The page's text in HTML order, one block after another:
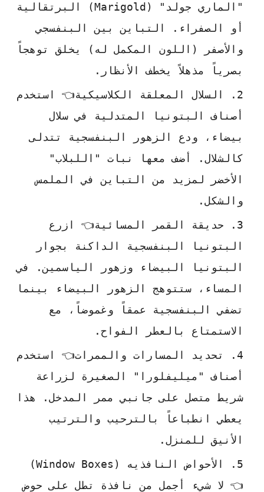
"الماري جولد" (Marigold) البرتقالية
أو الصفراء. التباين بين البنفسجي
والأصفر (اللون المكمل له) يخلق توهجاً
بصرياً مذهلاً يخطف الأنظار.
السلال المعلقة الكلاسيكية👈 استخدم
أصناف البتونيا المتدلية في سلال
بيضاء، ودع الزهور البنفسجية تتدلى
كالشلال. أضف معها نبات "اللبلاب"
الأخضر لمزيد من التباين في الملمس
والشكل.
حديقة القمر المسائية👈 ازرع
البتونيا البنفسجية الداكنة بجوار
البتونيا البيضاء وزهور الياسمين. في
المساء، ستتوهج الزهور البيضاء بينما
تضفي البنفسجية عمقاً وغموضاً، مع
الاستمتاع بالعطر الفواح.
تحديد المسارات والممرات👈 استخدم
أصناف "ميليفلورا" الصغيرة لزراعة
شريط متصل على جانبي ممر المدخل. هذا
يعطي انطباعاً بالترحيب والترتيب
الأنيق للمنزل.
الأحواض النافذيه (Window Boxes)
👈 لا شيء أجمل من نافذة تطل على حوض